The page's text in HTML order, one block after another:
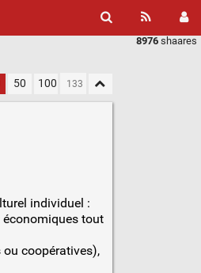
8976 shaares
50 100
individuel :
économiques tout
coopératives),